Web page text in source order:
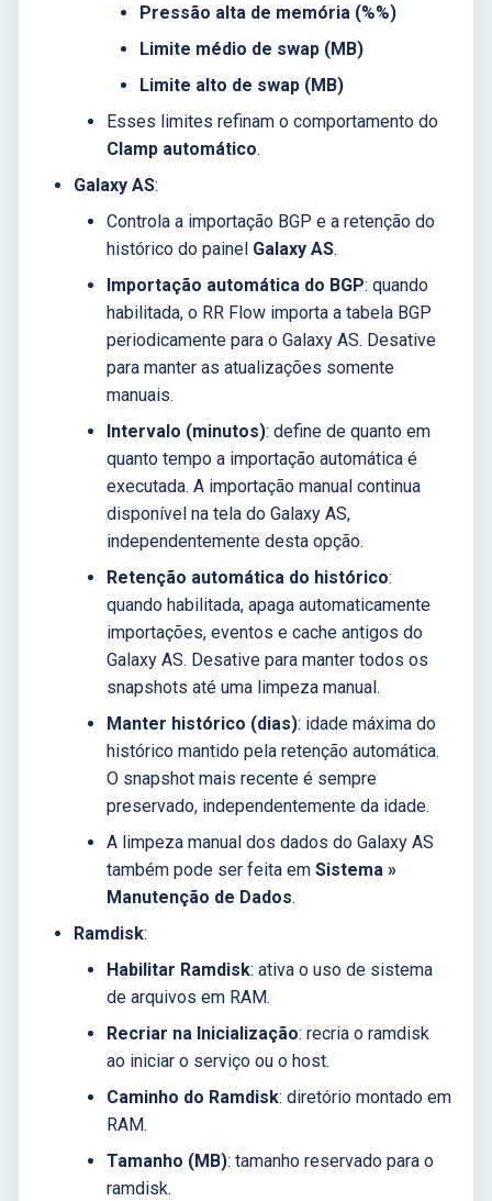
Pressão alta de memória (%%)
Limite médio de swap (MB)
Limite alto de swap (MB)
Esses limites refinam o comportamento do
Clamp automático.
Galaxy AS:
Controla a importação BGP e a retenção do
histórico do painel Galaxy AS.
Importação automática do BGP: quando
habilitada, o RR Flow importa a tabela BGP
periodicamente para o Galaxy AS. Desative
para manter as atualizações somente
manuais.
Intervalo (minutos): define de quanto em
quanto tempo a importação automática é
executada. A importação manual continua
disponível na tela do Galaxy AS,
independentemente desta opção.
Retenção automática do histórico:
quando habilitada, apaga automaticamente
importações, eventos e cache antigos do
Galaxy AS. Desative para manter todos os
snapshots até uma limpeza manual.
Manter histórico (dias): idade máxima do
histórico mantido pela retenção automática.
O snapshot mais recente é sempre
preservado, independentemente da idade.
A limpeza manual dos dados do Galaxy AS
também pode ser feita em Sistema »
Manutenção de Dados.
Ramdisk:
Habilitar Ramdisk: ativa o uso de sistema
de arquivos em RAM.
Recriar na Inicialização: recria o ramdisk
ao iniciar o serviço ou o host.
Caminho do Ramdisk: diretório montado em
RAM.
Tamanho (MB): tamanho reservado para o
ramdisk.